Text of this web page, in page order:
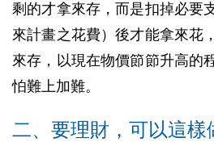
剩的才拿來存，而是扣掉必要
來計畫之花費）後才能拿來花
來存，以現在物價節節升高的
怕難上加難。
二、要理財，可以這樣